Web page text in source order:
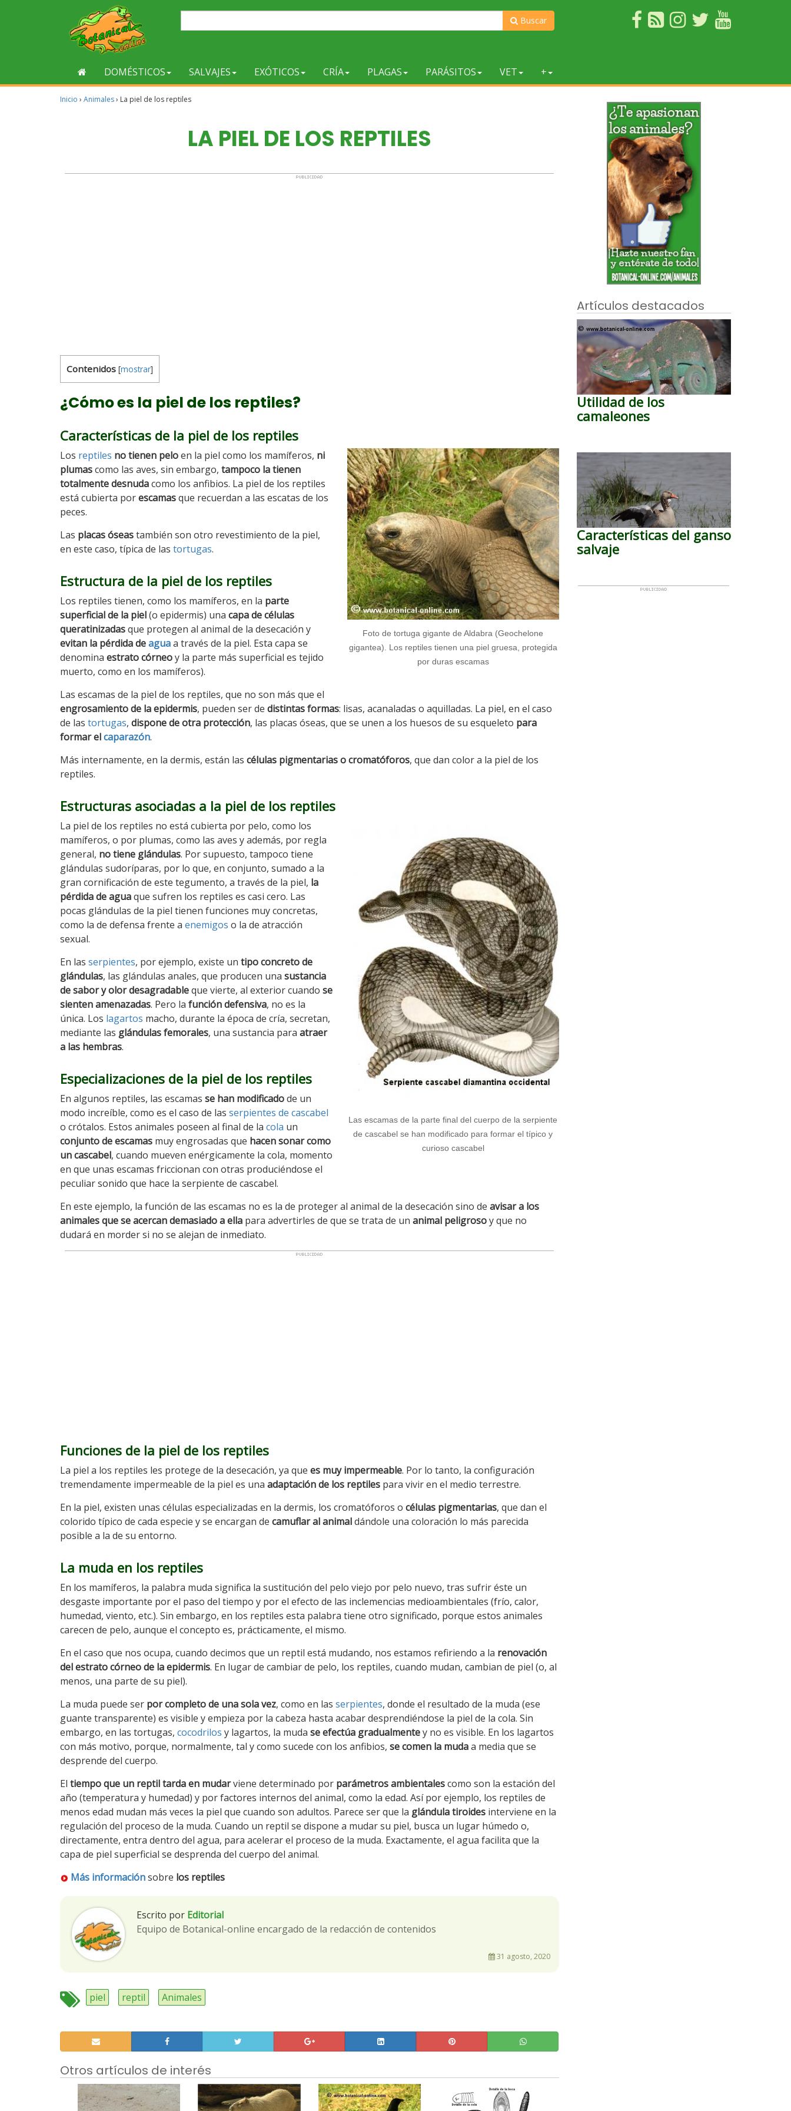
Buscar
DOMÉSTICOS SALVAJES EXÓTICOS CRÍA PLAGAS PARÁSITOS VET +
Inicio › Animales› La piel de los reptiles
LA PIEL DE LOS REPTILES
Contenidos [mostrar]
¿Cómo es la piel de los reptiles?
Características de la piel de los reptiles
Foto de tortuga gigante de Aldabra (Geochelone
gigantea). Los reptiles tienen una piel gruesa, protegida
por duras escamas
Los reptiles no tienen peloen la piel como los mamíferos, ni
plumascomo las aves, sin embargo, tampoco la tienen
totalmente desnudacomo los anfibios. La piel de los reptiles
está cubierta porescamasque recuerdan a las escatas de los
peces.
Las placas óseastambién son otro revestimiento de la piel,
en este caso, típica de las tortugas.
Estructura de la piel de los reptiles
Los reptiles tienen, como los mamíferos, en la parte
superficial de la piel(o epidermis) una capa de células
queratinizadasque protegen al animal de la desecación y
evitan la pérdida deaguaa través de la piel. Esta capa se
denomina estrato córneoy la parte más superficial es tejido
muerto, como en los mamíferos).
Las escamas de la piel de los reptiles, que no son más que el
engrosamiento de la epidermis, pueden ser de distintas formas: lisas, acanaladas o aquilladas. La piel, en el caso
de las tortugas, dispone de otra protección, las placas óseas, que se unen a los huesos de su esqueleto para
formar elcaparazón.
Más internamente, en la dermis, están las células pigmentarias o cromatóforos, que dan color a la piel de los
reptiles.
Estructuras asociadas a la piel de los reptiles
Las escamas de la parte final del cuerpo de la serpiente
de cascabel se han modificado para formar el típico y
curioso cascabel
La piel de los reptiles no está cubierta por pelo, como los
mamíferos, o por plumas, como las aves y además, por regla
general, no tiene glándulas. Por supuesto, tampoco tiene
glándulas sudoríparas, por lo que, en conjunto, sumado a la
gran cornificación de este tegumento, a través de la piel, la
pérdida de aguaque sufren los reptiles es casi cero. Las
pocas glándulas de la piel tienen funciones muy concretas,
como la de defensa frente a enemigos o la de atracción
sexual.
En las serpientes, por ejemplo, existe un tipo concreto de
glándulas, las glándulas anales, que producen una sustancia
de sabor y olor desagradableque vierte, al exterior cuando se
sienten amenazadas. Pero la función defensiva, no es la
única. Los lagartos macho, durante la época de cría, secretan,
mediante las glándulas femorales, una sustancia para atraer
a las hembras.
Especializaciones de la piel de los reptiles
En algunos reptiles, las escamas se han modificadode un
modo increíble, como es el caso de las serpientes de cascabel
o crótalos. Estos animales poseen al final de la cola un
conjunto de escamas muy engrosadas que hacen sonar como
un cascabel, cuando mueven enérgicamente la cola, momento
en que unas escamas friccionan con otras produciéndose el
peculiar sonido que hace la serpiente de cascabel.
En este ejemplo, la función de las escamas no es la de proteger al animal de la desecación sino de avisar a los
animales que se acercan demasiado a ella para advertirles de que se trata de un animal peligrosoy que no
dudará en morder si no se alejan de inmediato.
Funciones de la piel de los reptiles
La piel a los reptiles les protege de la desecación, ya que es muy impermeable. Por lo tanto, la configuración
tremendamente impermeable de la piel es una adaptación de los reptiles para vivir en el medio terrestre.
En la piel, existen unas células especializadas en la dermis, los cromatóforos o células pigmentarias, que dan el
colorido típico de cada especie y se encargan de camuflar al animaldándole una coloración lo más parecida
posible a la de su entorno.
La muda en los reptiles
En los mamíferos, la palabra muda significa la sustitución del pelo viejo por pelo nuevo, tras sufrir éste un
desgaste importante por el paso del tiempo y por el efecto de las inclemencias medioambientales (frío, calor,
humedad, viento, etc.). Sin embargo, en los reptiles esta palabra tiene otro significado, porque estos animales
carecen de pelo, aunque el concepto es, prácticamente, el mismo.
En el caso que nos ocupa, cuando decimos que un reptil está mudando, nos estamos refiriendo a la renovación
del estrato córneo de la epidermis. En lugar de cambiar de pelo, los reptiles, cuando mudan, cambian de piel (o, al
menos, una parte de su piel).
La muda puede ser porcompleto de una sola vez, como en las serpientes, donde el resultado de la muda (ese
guante transparente) es visible y empieza por la cabeza hasta acabar desprendiéndose la piel de la cola. Sin
embargo, en las tortugas, cocodrilos y lagartos, la muda se efectúa gradualmentey no es visible. En los lagartos
con más motivo, porque, normalmente, tal y como sucede con los anfibios, se comen la mudaa media que se
desprende del cuerpo.
El tiempo que un reptil tarda en mudarviene determinado por parámetros ambientalescomo son la estación del
año (temperatura y humedad) y por factores internos del animal, como la edad. Así por ejemplo, los reptiles de
menos edad mudan más veces la piel que cuando son adultos. Parece ser que la glándula tiroides interviene en la
regulación del proceso de la muda. Cuando un reptil se dispone a mudar su piel, busca un lugar húmedo o,
directamente, entra dentro del agua, para acelerar el proceso de la muda. Exactamente, el agua facilita que la
capa de piel superficial se desprenda del cuerpo del animal.
Más informaciónsobre los reptiles
Escrito por Editorial
Equipo de Botanical-online encargado de la redacción de contenidos
31 agosto, 2020
piel reptil Animales
Otros artículos de interés
Artículos destacados
Utilidad de los
camaleones
Características del ganso
salvaje